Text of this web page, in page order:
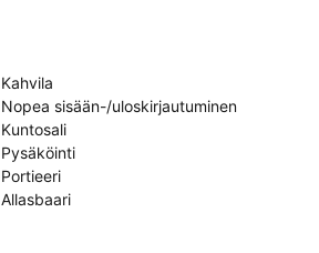
Kahvila
Nopea sisään-/uloskirjautuminen
Kuntosali
Pysäköinti
Portieeri
Allasbaari